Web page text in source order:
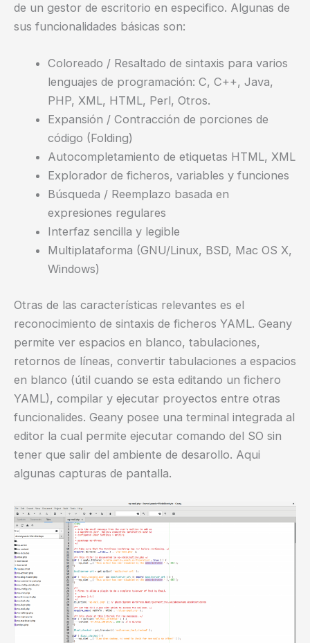
de un gestor de escritorio en especifico. Algunas de
sus funcionalidades básicas son:
Coloreado / Resaltado de sintaxis para varios
lenguajes de programación: C, C++, Java,
PHP, XML, HTML, Perl, Otros.
Expansión / Contracción de porciones de
código (Folding)
Autocompletamiento de etiquetas HTML, XML
Explorador de ficheros, variables y funciones
Búsqueda / Reemplazo basada en
expresiones regulares
Interfaz sencilla y legible
Multiplataforma (GNU/Linux, BSD, Mac OS X,
Windows)
Otras de las características relevantes es el
reconocimiento de sintaxis de ficheros YAML. Geany
permite ver espacios en blanco, tabulaciones,
retornos de líneas, convertir tabulaciones a espacios
en blanco (útil cuando se esta editando un fichero
YAML), compilar y ejecutar proyectos entre otras
funcionalides. Geany posee una terminal integrada al
editor la cual permite ejecutar comando del SO sin
tener que salir del ambiente de desarollo. Aqui
algunas capturas de pantalla.